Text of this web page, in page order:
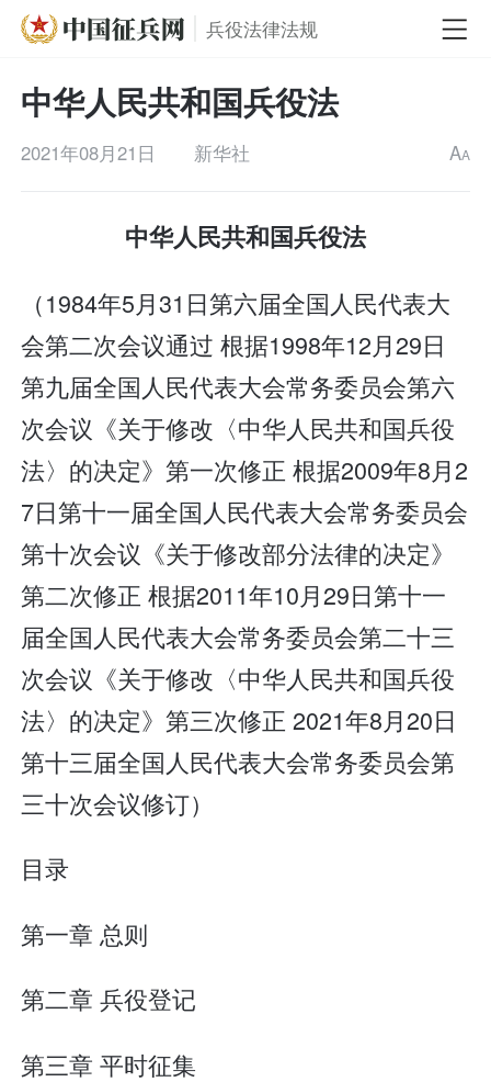
兵役法律法规
中华人民共和国兵役法
2021年08月21日 新华社 AA
中华人民共和国兵役法
（1984年5月31日第六届全国人民代表大
会第二次会议通过 根据1998年12月29日
第九届全国人民代表大会常务委员会第六
次会议《关于修改〈中华人民共和国兵役
法〉的决定》第一次修正 根据2009年8月2
7日第十一届全国人民代表大会常务委员会
第十次会议《关于修改部分法律的决定》
第二次修正 根据2011年10月29日第十一
届全国人民代表大会常务委员会第二十三
次会议《关于修改〈中华人民共和国兵役
法〉的决定》第三次修正 2021年8月20日
第十三届全国人民代表大会常务委员会第
三十次会议修订）
目录
第一章 总则
第二章 兵役登记
第三章 平时征集